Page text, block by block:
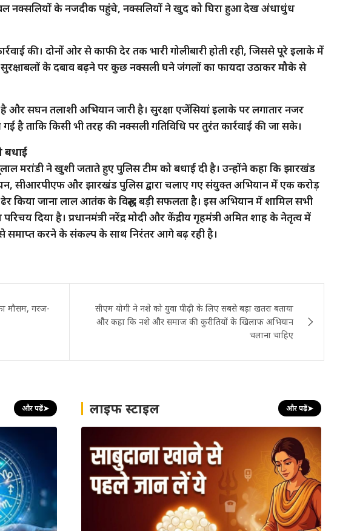
नक्सलियों के नजदीक पहुंचे, नक्सलियों ने खुद को घिरा हुआ देख अंधाधुंध
की। दोनों ओर से काफी देर तक भारी गोलीबारी होती रही, जिससे पूरे इलाके में
सुरक्षाबलों के दबाव बढ़ने पर कुछ नक्सली घने जंगलों का फायदा उठाकर मौके से
है और सघन तलाशी अभियान जारी है। सुरक्षा एजेंसियां इलाके पर लगातार नजर
है ताकि किसी भी तरह की नक्सली गतिविधि पर तुरंत कार्रवाई की जा सके।
बधाई
मरांडी ने खुशी जताते हुए पुलिस टीम को बधाई दी है। उन्होंने कहा कि झारखंड
सीआरपीएफ और झारखंड पुलिस द्वारा चलाए गए संयुक्त अभियान में एक करोड़
किया जाना लाल आतंक के विरुद्ध बड़ी सफलता है। इस अभियान में शामिल सभी
दिया है। प्रधानमंत्री नरेंद्र मोदी और केंद्रीय गृहमंत्री अमित शाह के नेतृत्व में
समाप्त करने के संकल्प के साथ निरंतर आगे बढ़ रही है।
मौसम, गरज-
सीएम योगी ने नशे को युवा पीढ़ी के लिए सबसे बड़ा खतरा बताया
और कहा कि नशे और समाज की कुरीतियों के खिलाफ अभियान
चलाना चाहिए
और पढ़ें➤ लाइफ स्टाइल और पढ़ें➤